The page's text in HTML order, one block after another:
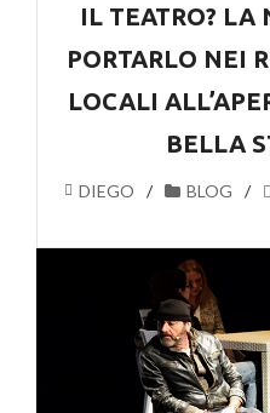
IL TEATRO? LA
PORTARLO NEI
LOCALI
BELLA
DIEGO BLOG